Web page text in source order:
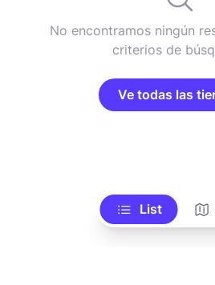
No encontramos ningún
criterios de
Ve todas las
List